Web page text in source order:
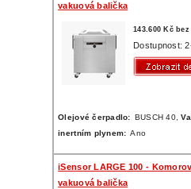
vakuová balička
143.600 Kč bez
Dostupnost:
Olejové čerpadlo: BUSCH 40,
inertním plynem: Ano
iSensor LARGE 100 -
vakuová balička